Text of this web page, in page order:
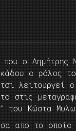
ο Δημήτρης
ο ρόλος
λειτουργεί
στις
του Κώστα
από το